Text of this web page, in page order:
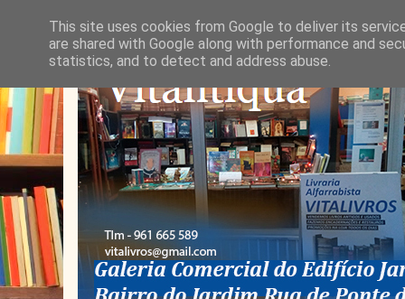
This site uses cookies from Google to deliver its
are shared with Google along with performance and
statistics, and to detect and address abuse.